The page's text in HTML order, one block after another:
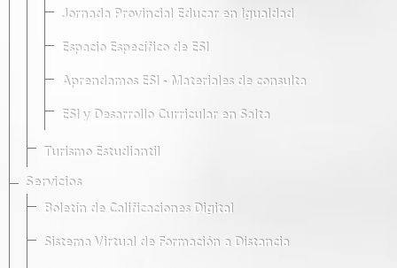
Jornada Provincial Educar en Igualdad
Espacio Específico de ESI
Aprendamos ESI - Materiales de consulta
ESI y Desarrollo Curricular en Salta
Turismo Estudiantil
Servicios
Boletín de Calificaciones Digital
Sistema Virtual de Formación a Distancia